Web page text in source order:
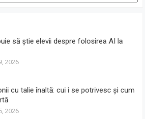
să știe elevii despre folosirea AI la
2026
cu talie înaltă: cui i se potrivesc și cum
2026